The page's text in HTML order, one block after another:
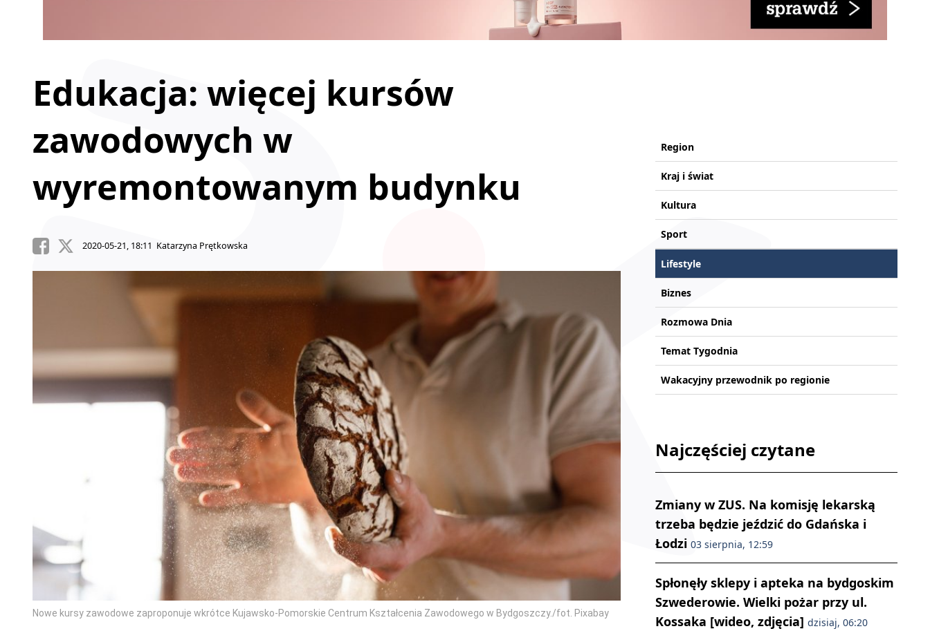
Edukacja: więcej kursów
zawodowych w
wyremontowanym budynku
2020-05-21, 18:11 Katarzyna Prętkowska
Nowe kursy zawodowe zaproponuje wkrótce Kujawsko-Pomorskie Centrum Kształcenia Zawodowego w Bydgoszczy./fot. Pixabay
Region
Kraj i świat
Kultura
Sport
Lifestyle
Biznes
Rozmowa Dnia
Temat Tygodnia
Wakacyjny przewodnik po regionie
Najczęściej czytane
Zmiany w ZUS. Na komisję lekarską
trzeba będzie jeździć do Gdańska i
Łodzi 03 sierpnia, 12:59
Spłonęły sklepy i apteka na bydgoskim
Szwederowie. Wielki pożar przy ul.
Kossaka [wideo, zdjęcia] dzisiaj, 06:20